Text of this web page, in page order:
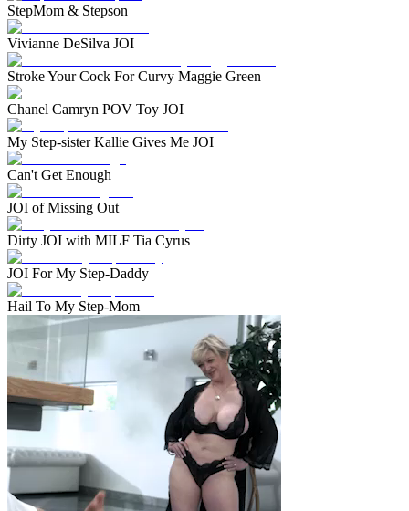
StepMom & Stepson
Vivianne DeSilva JOI
Stroke Your Cock For Curvy Maggie Green
Chanel Camryn POV Toy JOI
My Step-sister Kallie Gives Me JOI
Can't Get Enough
JOI of Missing Out
Dirty JOI with MILF Tia Cyrus
JOI For My Step-Daddy
Hail To My Step-Mom